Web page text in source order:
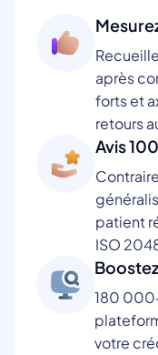
après
forts et
retours
Avis
patient
ISO
180
votre